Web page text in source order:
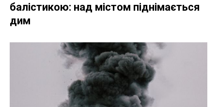
балістикою: над містом піднімається
дим